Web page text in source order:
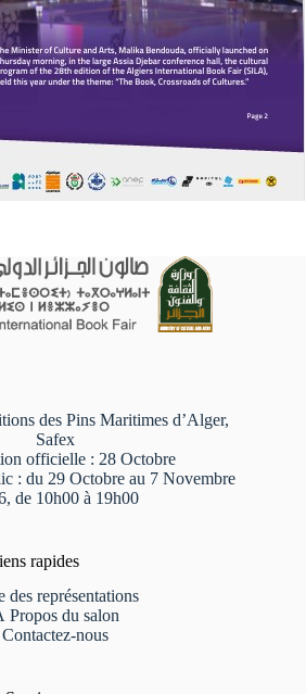
des Pins Maritimes d’Alger,
Safex
officielle : 28 Octobre
: du 29 Octobre au 7 Novembre
de 10h00 à 19h00
rapides
des représentations
Propos du salon
Contactez-nous